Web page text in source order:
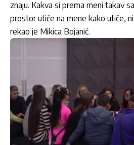
znaju. Kakva si prema meni takav
prostor utiče na mene kako utiče,
rekao je Mikica Bojanić.